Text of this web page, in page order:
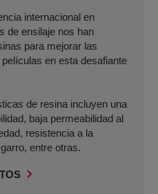
internacional en
de ensilaje nos han
para mejorar las
en esta desafiante
de resina incluyen una
baja permeabilidad al
resistencia a la
entre otras.